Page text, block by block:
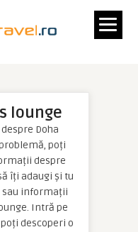
lounge
Doha
poți
despre
îți adaugi și tu
sau informații
Intră pe
descoperi o